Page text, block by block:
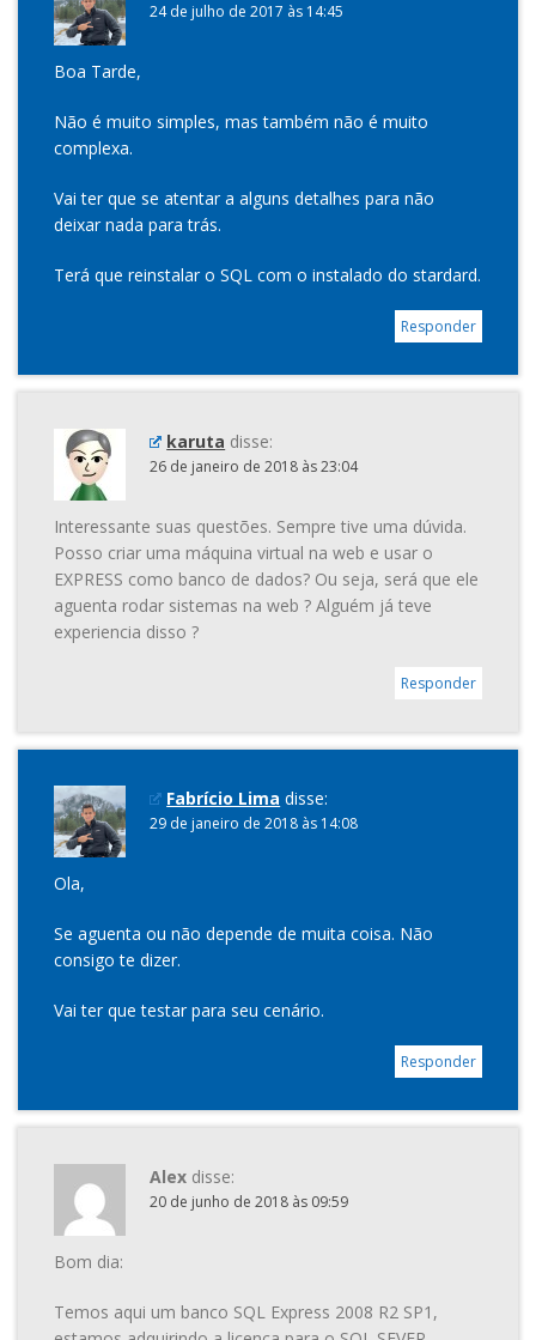
24 de julho de 2017 às 14:45
Boa Tarde,
Não é muito simples, mas também não é muito
complexa.
Vai ter que se atentar a alguns detalhes para não
deixar nada para trás.
Terá que reinstalar o SQL com o instalado do stardard.
Responder
karuta disse:
26 de janeiro de 2018 às 23:04
Interessante suas questões. Sempre tive uma dúvida.
Posso criar uma máquina virtual na web e usar o
EXPRESS como banco de dados? Ou seja, será que ele
aguenta rodar sistemas na web ? Alguém já teve
experiencia disso ?
Responder
Fabrício Lima disse:
29 de janeiro de 2018 às 14:08
Ola,
Se aguenta ou não depende de muita coisa. Não
consigo te dizer.
Vai ter que testar para seu cenário.
Responder
Alex disse:
20 de junho de 2018 às 09:59
Bom dia:
Temos aqui um banco SQL Express 2008 R2 SP1,